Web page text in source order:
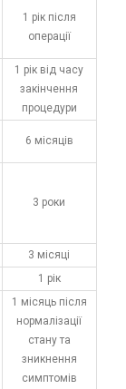
1 рік після
операції
1 рік від часу
закінчення
процедури
6 місяців
3 роки
3 місяці
1 рік
1 місяць після
нормалізації
стану та
зникнення
симптомів